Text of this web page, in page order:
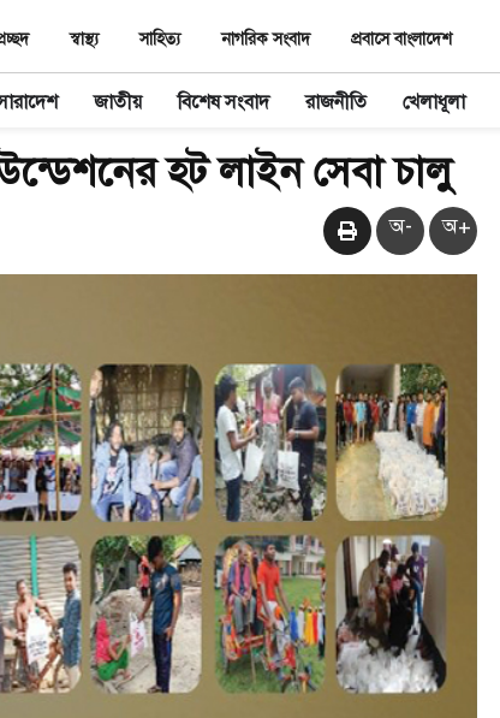
স্বাস্থ‌্য সাহিত‌্য নাগরিক সংবাদ প্রবাসে বাংলাদেশ
জাতীয় বিশেষ সংবাদ রাজনীতি খেলাধূলা
হট লাইন সেবা চালু
অ- অ+